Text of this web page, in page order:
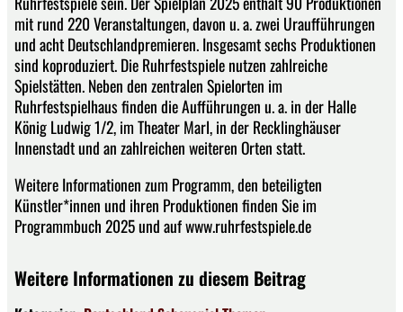
mit rund 220 Veranstaltungen, davon u. a. zwei Uraufführungen
und acht Deutschlandpremieren. Insgesamt sechs Produktionen
sind koproduziert. Die Ruhrfestspiele nutzen zahlreiche
Spielstätten. Neben den zentralen Spielorten im
Ruhrfestspielhaus finden die Aufführungen u. a. in der Halle
König Ludwig 1/2, im Theater Marl, in der Recklinghäuser
Innenstadt und an zahlreichen weiteren Orten statt.
Weitere Informationen zum Programm, den beteiligten
Künstler*innen und ihren Produktionen finden Sie im
Programmbuch 2025 und auf www.ruhrfestspiele.de
Weitere Informationen zu diesem Beitrag